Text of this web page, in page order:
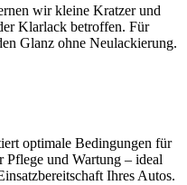
wir kleine Kratzer und
Klarlack betroffen. Für
Glanz ohne Neulackierung.
optimale Bedingungen für
Pflege und Wartung – ideal
Ihres Autos.